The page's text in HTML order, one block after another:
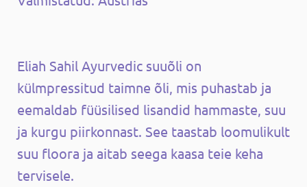
Eliah Sahil Ayurvedic suuõli on
külmpressitud taimne õli, mis puhastab ja
eemaldab füüsilised lisandid hammaste, suu
ja kurgu piirkonnast. See taastab loomulikult
suu floora ja aitab seega kaasa teie keha
tervisele.